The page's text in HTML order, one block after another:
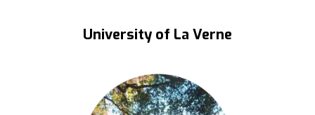
University of La Verne